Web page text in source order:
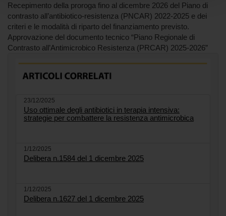
Recepimento della proroga fino al dicembre 2026 del Piano di
contrasto all’antibiotico-resistenza (PNCAR) 2022-2025 e dei
criteri e le modalità di riparto del finanziamento previsto.
Approvazione del documento tecnico “Piano Regionale di
Contrasto all’Antimicrobico Resistenza (PRCAR) 2025-2026”
23/12/2025
Uso ottimale degli antibiotici in terapia intensiva:
strategie per combattere la resistenza antimicrobica
1/12/2025
Delibera n.1584 del 1 dicembre 2025
1/12/2025
Delibera n.1627 del 1 dicembre 2025